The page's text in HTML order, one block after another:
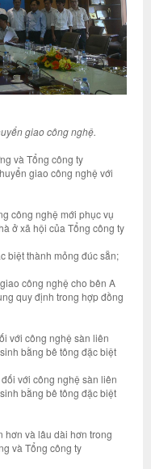
giao công nghệ.
và Tổng công ty
giao công nghệ với
công nghệ mới phục vụ
ở xã hội của Tổng công ty
biệt thành mỏng đúc sẵn;
công nghệ cho bên A
quy định trong hợp đồng
với công nghệ sàn liên
bằng bê tông đặc biệt
với công nghệ sàn liên
bằng bê tông đặc biệt
hơn và lâu dài hơn trong
và Tổng công ty